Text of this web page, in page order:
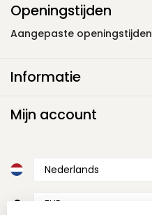
Openingstijden
Aangepaste openingstijden
Informatie
Mijn account
€